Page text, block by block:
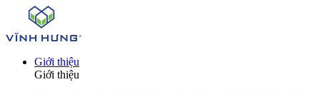
Giới thiệu
Giới thiệu